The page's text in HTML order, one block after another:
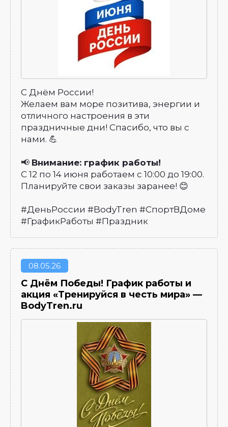
С Днём России!
Желаем вам море позитива, энергии и
отличного настроения в эти
праздничные дни! Спасибо, что вы с
нами. 💪
📢 Внимание: график работы!
С 12 по 14 июня работаем с 10:00 до 19:00.
Планируйте свои заказы заранее! 😊
#ДеньРоссии #BodyTren #СпортВДоме
#ГрафикРаботы #Праздник
08 05.26
С Днём Победы! График работы и
акция «Тренируйся в честь мира» —
BodyTren.ru